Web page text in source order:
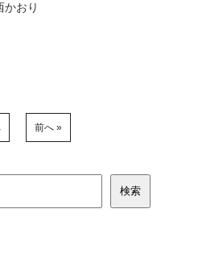
おり
前へ »